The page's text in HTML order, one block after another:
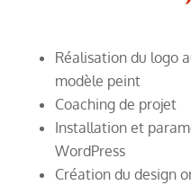
Réalisation du logo
modèle peint
Coaching de projet
Installation et
WordPress
Création du design